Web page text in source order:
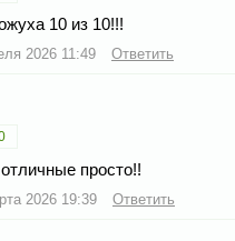
10 из 10!!!
2026 11:49 Ответить
просто!!
2026 19:39 Ответить